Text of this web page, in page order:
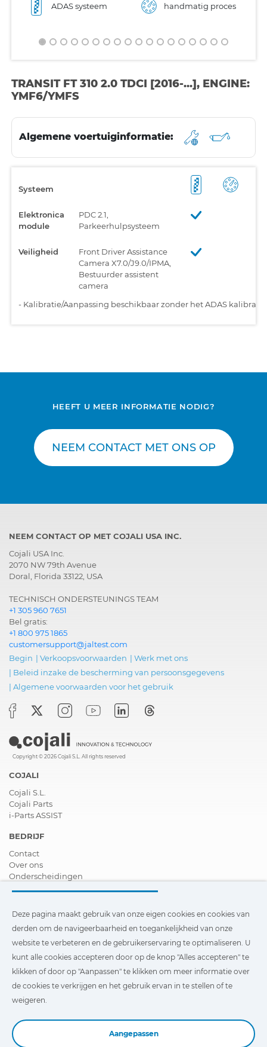
ADAS systeem handmatig proces
TRANSIT FT 310 2.0 TDCI [2016-...], ENGINE:
YMF6/YMFS
Algemene voertuiginformatie:
Systeem
Elektronica
module
PDC 2.1,
Parkeerhulpsysteem
Veiligheid
Front Driver Assistance
Camera X7.0/J9.0/IPMA,
Bestuurder assistent
camera
- Kalibratie/Aanpassing beschikbaar zonder het ADAS
HEEFT U MEER INFORMATIE NODIG?
NEEM CONTACT MET ONS OP
NEEM CONTACT OP MET COJALI USA INC.
Cojali USA Inc.
2070 NW 79th Avenue
Doral, Florida 33122, USA
TECHNISCH ONDERSTEUNINGS TEAM
+1 305 960 7651
Bel gratis:
+1 800 975 1865
customersupport@jaltest.com
Begin | Verkoopsvoorwaarden | Werk met ons
| Beleid inzake de bescherming van persoonsgegevens
| Algemene voorwaarden voor het gebruik
Copyright © 2026 Cojali S.L. All rights reserved
COJALI
Cojali S.L.
Cojali Parts
i-Parts ASSIST
BEDRIJF
Contact
Over ons
Onderscheidingen
Verdeler worden
Nieuws
Video´s
FAQ - V&A
van derden om de navigeerbaarheid en toegankelijkheid van
onze website te verbeteren en de gebruikerservaring te
optimaliseren. U kunt te klikken op
ervan in te stellen of te weigeren.
Deze pagina maakt gebruik van onze eigen cookies en cookies van
derden om de navigeerbaarheid en toegankelijkheid van onze
website te verbeteren en de gebruikerservaring te optimaliseren. U
kunt alle cookies accepteren door op de knop "Alles accepteren" te
klikken of door op "Aanpassen" te klikken om meer informatie over
de cookies te verkrijgen en het gebruik ervan in te stellen of te
weigeren.
Aangepassen